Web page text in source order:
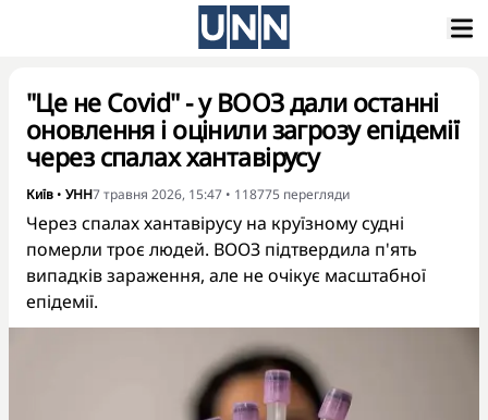
"Це не Covid" - у ВООЗ дали останні
оновлення і оцінили загрозу епідемії
через спалах хантавірусу
Київ • УНН7 травня 2026, 15:47 • 118775 перегляди
Через спалах хантавірусу на круїзному судні
померли троє людей. ВООЗ підтвердила п'ять
випадків зараження, але не очікує масштабної
епідемії.